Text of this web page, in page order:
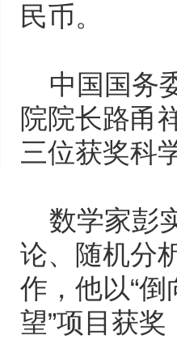
民币。
中国国务
院院长路甬
三位获奖科
数学家彭
论、随机分
作，他以“
望”项目获